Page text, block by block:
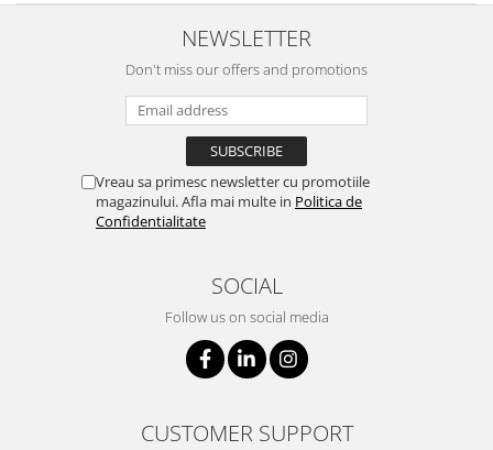
NEWSLETTER
Don't miss our offers and promotions
Vreau sa primesc newsletter cu promotiile
magazinului. Afla mai multe in Politica de
Confidentialitate
SOCIAL
Follow us on social media
CUSTOMER SUPPORT